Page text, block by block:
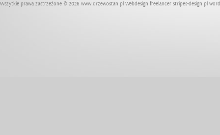
Wszytkie prawa zastrzeżone © 2026 www.drzewostan.pl Webdesign freelancer stripes-design.pl